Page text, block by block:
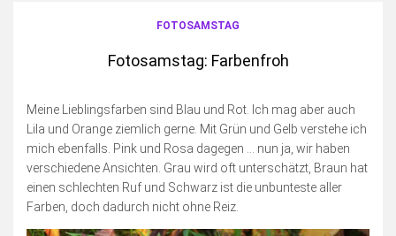
Fotosamstag
Die wilde Kamera
Blogserie: Unnützes Wissen
Blogserie: Spaß mit Wappen
FOTOSAMSTAG
Fotosamstag: Farbenfroh
Meine Lieblingsfarben sind Blau und Rot. Ich mag aber auch
Lila und Orange ziemlich gerne. Mit Grün und Gelb verstehe ich
mich ebenfalls. Pink und Rosa dagegen … nun ja, wir haben
verschiedene Ansichten. Grau wird oft unterschätzt, Braun hat
einen schlechten Ruf und Schwarz ist die unbunteste aller
Farben, doch dadurch nicht ohne Reiz.